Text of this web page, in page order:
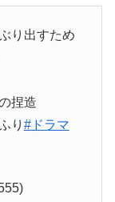
り出すため
捏造
り #ドラマ